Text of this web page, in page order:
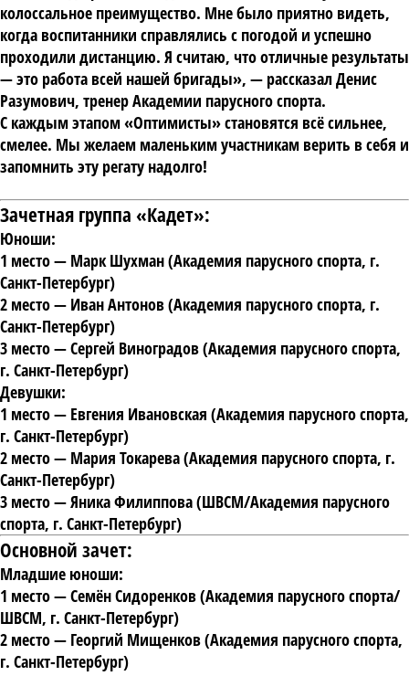
колоссальное преимущество. Мне было приятно видеть,
когда воспитанники справлялись с погодой и успешно
проходили дистанцию. Я считаю, что отличные результаты
— это работа всей нашей бригады», — рассказалДенис
Разумович, тренер Академии парусного спорта.
С каждым этапом «Оптимисты» становятся всё сильнее,
смелее. Мы желаем маленьким участникам верить в себя и
запомнить эту регату надолго!
Зачетная группа «Кадет»:
Юноши:
1 место— Марк Шухман (Академия парусного спорта, г.
Санкт-Петербург)
2 место— Иван Антонов (Академия парусного спорта, г.
Санкт-Петербург)
3 место— Сергей Виноградов (Академия парусного спорта,
г. Санкт-Петербург)
Девушки:
1 место— Евгения Ивановская (Академия парусного спорта,
г. Санкт-Петербург)
2 место— Мария Токарева (Академия парусного спорта, г.
Санкт-Петербург)
3 место— Яника Филиппова (ШВСМ/Академия парусного
спорта, г. Санкт-Петербург)
Основной зачет:
Младшие юноши:
1 место— Семён Сидоренков (Академия парусного спорта/
ШВСМ, г. Санкт-Петербург)
2 место— Георгий Мищенков (Академия парусного спорта,
г. Санкт-Петербург)